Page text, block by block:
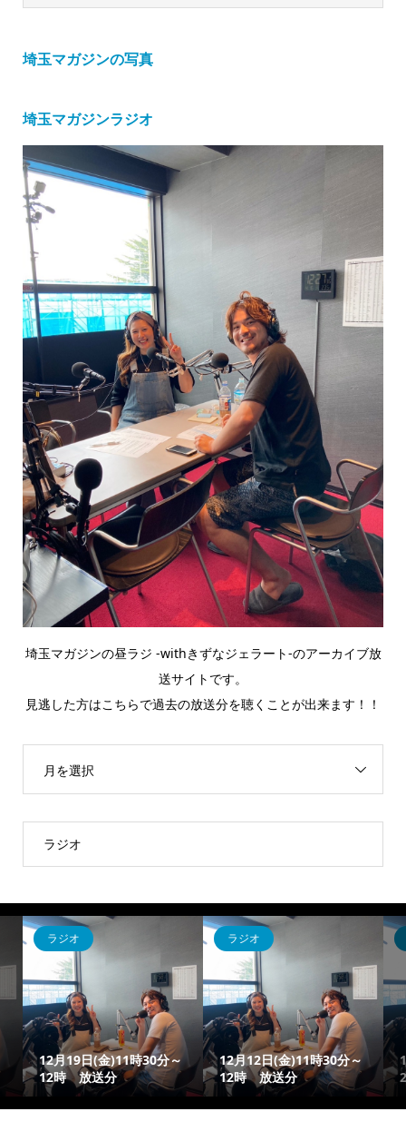
埼玉マガジンの写真
埼玉マガジンラジオ
埼玉マガジンの昼ラジ -withきずなジェラート-のアーカイブ放
送サイトです。
見逃した方はこちらで過去の放送分を聴くことが出来ます！！
月を選択
ラジオ
ラジオ
12月19日(金)11時30分～
12時 放送分
ラジオ
12月12日(金)11時30分～
12時 放送分